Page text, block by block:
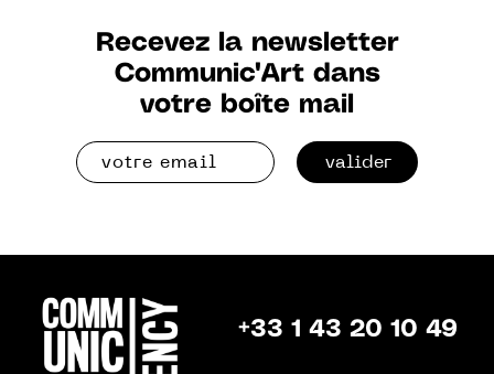
Recevez la newsletter
Communic'Art dans
votre boîte mail
valider
+33 1 43 20 10 49